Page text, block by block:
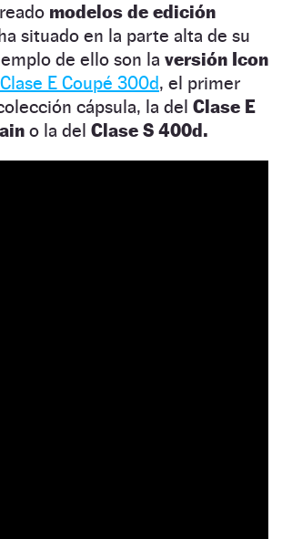
modelos de edición
situado en la parte alta de su
de ello son la versión Icon
E Coupé 300d, el primer
cápsula, la del Clase E
o la del Clase S 400d.